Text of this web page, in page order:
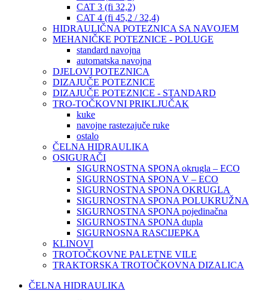
CAT 3 (fi 32,2)
CAT 4 (fi 45,2 / 32,4)
HIDRAULIČNA POTEZNICA SA NAVOJEM
MEHANIČKE POTEZNICE - POLUGE
standard navojna
automatska navojna
DJELOVI POTEZNICA
DIZAJUČE POTEZNICE
DIZAJUČE POTEZNICE - STANDARD
TRO-TOČKOVNI PRIKLJUČAK
kuke
navojne rastezajuče ruke
ostalo
ČELNA HIDRAULIKA
OSIGURAČI
SIGURNOSTNA SPONA okrugla – ECO
SIGURNOSTNA SPONA V – ECO
SIGURNOSTNA SPONA OKRUGLA
SIGURNOSTNA SPONA POLUKRUŽNA
SIGURNOSTNA SPONA pojedinačna
SIGURNOSTNA SPONA dupla
SIGURNOSNA RASCIJEPKA
KLINOVI
TROTOČKOVNE PALETNE VILE
TRAKTORSKA TROTOČKOVNA DIZALICA
ČELNA HIDRAULIKA